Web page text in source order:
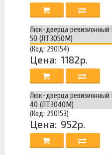
Люк-дверца ревизионный
50 (ЛТ3050М)
(Код: 290154)
Цена: 1182р.
Люк-дверца ревизионный
40 (ЛТ3040М)
(Код: 290153)
Цена: 952р.